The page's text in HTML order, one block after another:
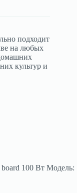
подходит
на любых
культур и
100 Вт Модель: